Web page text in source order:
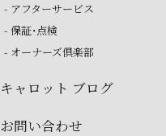
- アフターサービス
- 保証・点検
- オーナーズ倶楽部
キャロット ブログ
お問い合わせ